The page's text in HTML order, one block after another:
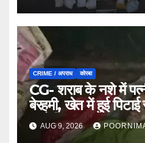
CRIME / अपराध कोरबा
CG- शराब के नशे में
बेरहमी, खेत में हुई पिटाई
आरोपी फरार…
AUG 9, 2026